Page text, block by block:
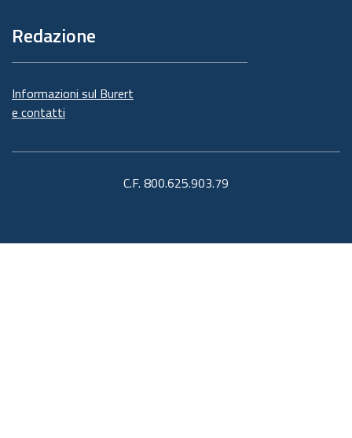
Redazione
Informazioni sul Burert
e contatti
C.F. 800.625.903.79